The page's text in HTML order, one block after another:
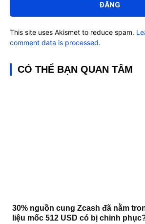
This site uses Akismet to reduce spam.
comment data is processed.
CÓ THỂ BẠN QUAN TÂM
30% nguồn cung Zcash đã nằm
liệu mốc 512 USD có bị chinh